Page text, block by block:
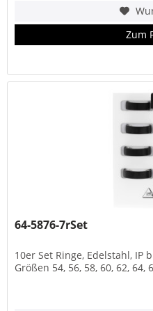
Zum
64-5876-7rSet
10er Set Ringe, Edelstahl, IP
Größen 54, 56, 58, 60, 62, 64,